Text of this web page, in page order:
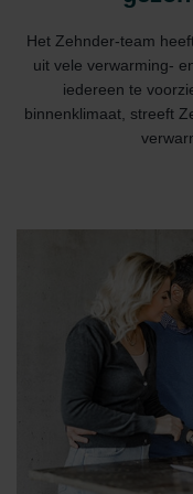
Het Zehnder-team
uit vele verwarming-
iedereen te
binnenklimaat, streeft